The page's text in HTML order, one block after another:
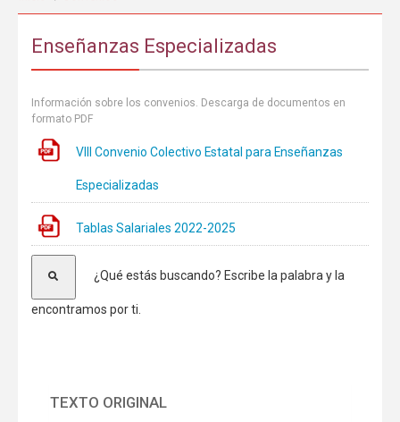
Enseñanzas Especializadas
Información sobre los convenios. Descarga de documentos en
formato PDF
VIII Convenio Colectivo Estatal para Enseñanzas
Especializadas
Tablas Salariales 2022-2025
¿Qué estás buscando? Escribe la palabra y la
encontramos por ti.
TEXTO ORIGINAL